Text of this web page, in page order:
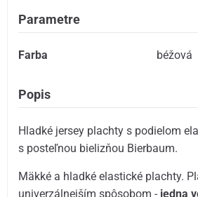
Parametre
Farba béžová
Popis
Hladké jersey plachty s podielom
s posteľnou bielizňou Bierbaum.
Mäkké a hladké elastické plachty.
univerzálnejším spôsobom - jedna